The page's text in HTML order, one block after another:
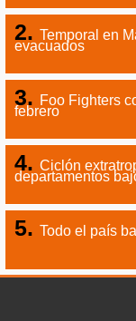
Temporal en
evacuados
Foo Fighters
febrero
Ciclón
departamentos
Todo el país